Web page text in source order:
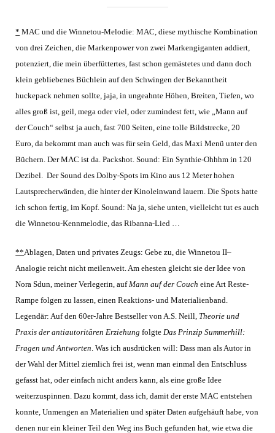
* MAC und die Winnetou-Melodie: MAC, diese mythische Kombination
von drei Zeichen, die Markenpower von zwei Markengiganten addiert,
potenziert, die mein überfüttertes, fast schon gemästetes und dann doch
klein gebliebenes Büchlein auf den Schwingen der Bekanntheit
huckepack nehmen sollte, jaja, in ungeahnte Höhen, Breiten, Tiefen, wo
alles groß ist, geil, mega oder viel, oder zumindest fett, wie „Mann auf
der Couch“ selbst ja auch, fast 700 Seiten, eine tolle Bildstrecke, 20
Euro, da bekommt man auch was für sein Geld, das Maxi Menü unter den
Büchern. Der MAC ist da. Packshot. Sound: Ein Synthie-Ohhhm in 120
Dezibel. Der Sound des Dolby-Spots im Kino aus 12 Meter hohen
Lautsprecherwänden, die hinter der Kinoleinwand lauern. Die Spots hatte
ich schon fertig, im Kopf. Sound: Na ja, siehe unten, vielleicht tut es auch
die Winnetou-Kennmelodie, das Ribanna-Lied …
**Ablagen, Daten und privates Zeugs: Gebe zu, die Winnetou II–
Analogie reicht nicht meilenweit. Am ehesten gleicht sie der Idee von
Nora Sdun, meiner Verlegerin, auf Mann auf der Coucheine Art Reste-
Rampe folgen zu lassen, einen Reaktions- und Materialienband.
Legendär: Auf den 60er-Jahre Bestseller von A.S. Neill, Theorie und
Praxis der antiautoritären Erziehung folgte Das Prinzip Summerhill:
Fragen und Antworten . Was ich ausdrücken will: Dass man als Autor in
der Wahl der Mittel ziemlich frei ist, wenn man einmal den Entschluss
gefasst hat, oder einfach nicht anders kann, als eine große Idee
weiterzuspinnen. Dazu kommt, dass ich, damit der erste MAC entstehen
konnte, Unmengen an Materialien und später Daten aufgehäuft habe, von
denen nur ein kleiner Teil den Weg ins Buch gefunden hat, wie etwa die